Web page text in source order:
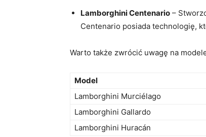
Lamborghini Centenario –
Centenario posiada technologię,
Warto także zwrócić uwagę na
Model
Lamborghini Murciélago
Lamborghini Gallardo
Lamborghini‌ Huracán